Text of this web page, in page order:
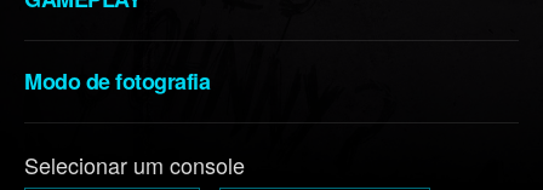
Modo de fotografia
Selecionar um console